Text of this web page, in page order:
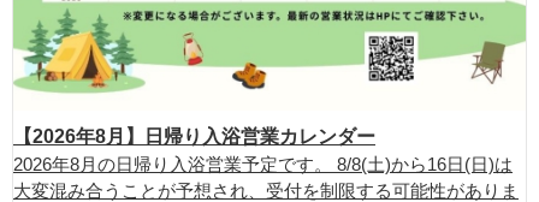
【2026年8月】日帰り入浴営業カレンダー
2026年8月の日帰り入浴営業予定です。 8/8(土)から16日(日)は
大変混み合うことが予想され、受付を制限する可能性がありま